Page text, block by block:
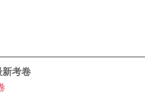
考卷